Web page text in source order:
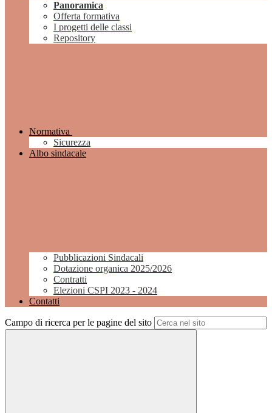
Panoramica
Offerta formativa
I progetti delle classi
Repository
Normativa
Sicurezza
Albo sindacale
Pubblicazioni Sindacali
Dotazione organica 2025/2026
Contratti
Elezioni CSPI 2023 - 2024
Contatti
Campo di ricerca per le pagine del sito